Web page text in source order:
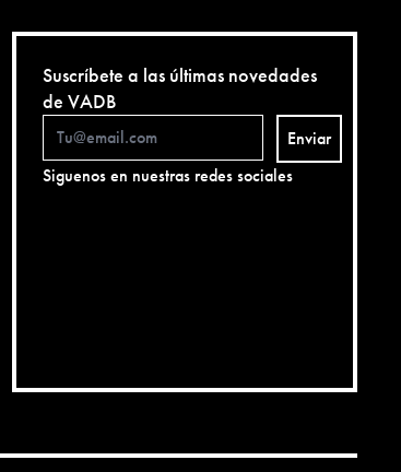
Suscríbete a las últimas novedades
de VADB
Enviar
Siguenos en nuestras redes sociales